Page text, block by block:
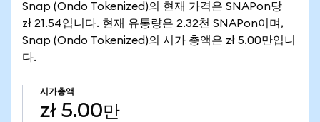
Snap (Ondo Tokenized)의 현재 가격은 SNAPon당
zł 21.54입니다. 현재 유통량은 2.32천 SNAPon이며,
Snap (Ondo Tokenized)의 시가 총액은 zł 5.00만입니
다.
시가총액
zł 5.00만